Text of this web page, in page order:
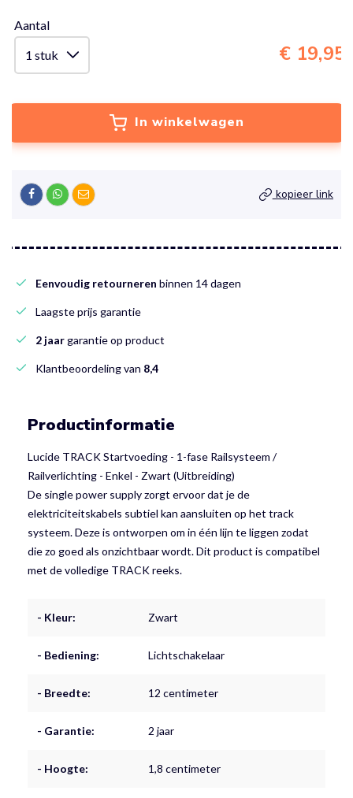
Aantal
€ 19,95
In winkelwagen
kopieer link
Eenvoudig retourneren binnen 14 dagen
Laagste prijs garantie
2 jaargarantie op product
Klantbeoordeling van 8,4
Productinformatie
Lucide TRACK Startvoeding - 1-fase Railsysteem /
Railverlichting - Enkel - Zwart (Uitbreiding)
De single power supply zorgt ervoor dat je de
elektriciteitskabels subtiel kan aansluiten op het track
systeem. Deze is ontworpen om in één lijn te liggen zodat
die zo goed als onzichtbaar wordt. Dit product is compatibel
met de volledige TRACK reeks.
- Kleur: Zwart
- Bediening: Lichtschakelaar
- Breedte: 12 centimeter
- Garantie: 2 jaar
- Hoogte: 1,8 centimeter